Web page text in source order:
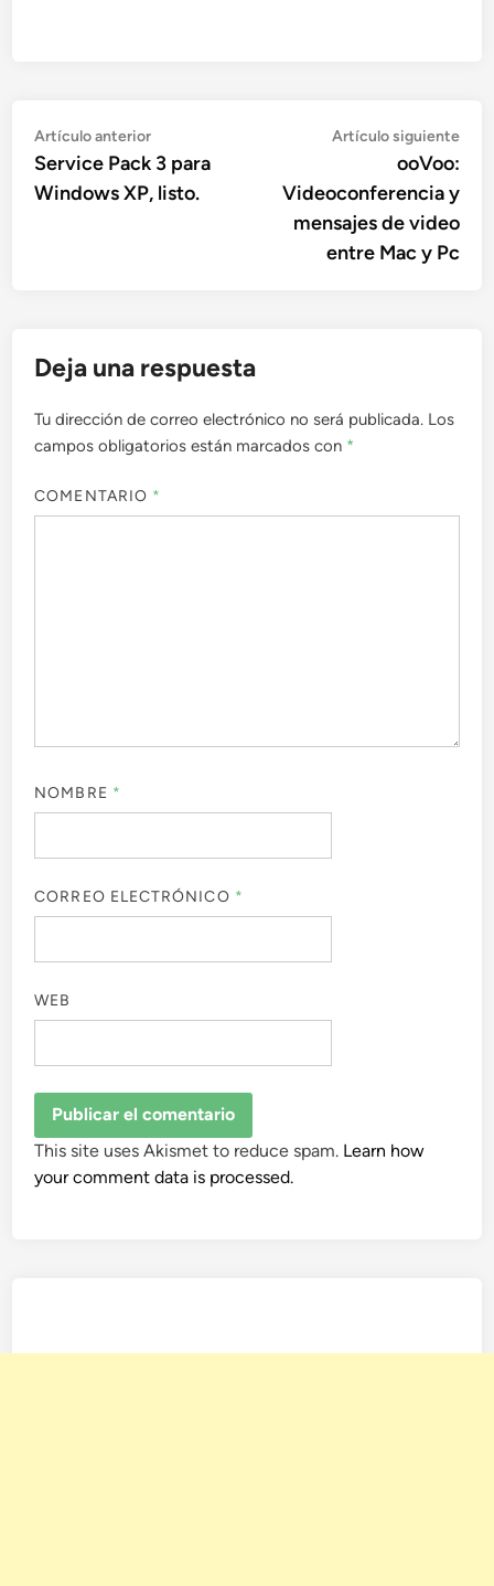
Navegación
de
entradas
Artículo anteriorArtículo
anterior:
Service Pack 3 para
Windows XP, listo.
Artículo siguiente
ooVoo:
Videoconferencia y
mensajes de video
entre Mac y Pc
Deja una respuesta
Tu dirección de correo electrónico no será publicada. Los
campos obligatorios están marcados con *
COMENTARIO *
NOMBRE *
CORREO ELECTRÓNICO *
WEB
This site uses Akismet to reduce spam. Learn how
your comment data is processed.